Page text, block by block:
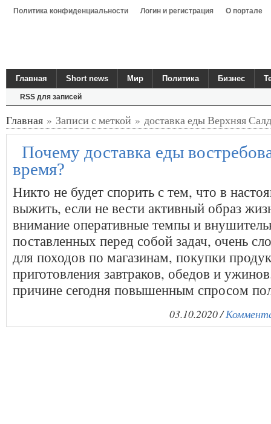
Политика конфиденциальности Логин и регистрация О портале
Главная Short news Мир Политика Бизнес
RSS для записей
Главная » Записи с меткой » доставка еды Верхняя
Почему доставка еды
время?
Никто не будет спорить с тем, что в
выжить, если не вести активный образ
внимание оперативные темпы и
поставленных перед собой задач, очень
для походов по магазинам, покупки
приготовления завтраков, обедов и
причине сегодня повышенным спросом
03.10.2020 /